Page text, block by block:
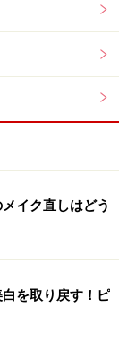
メージと
ーリング
パーマ。「髪
ぜなのでしょ
みましょう。
う方法を見つ
イク直しはどう
を取り戻す！ピ